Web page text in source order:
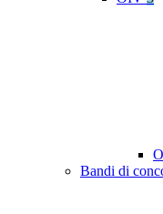
Bandi di